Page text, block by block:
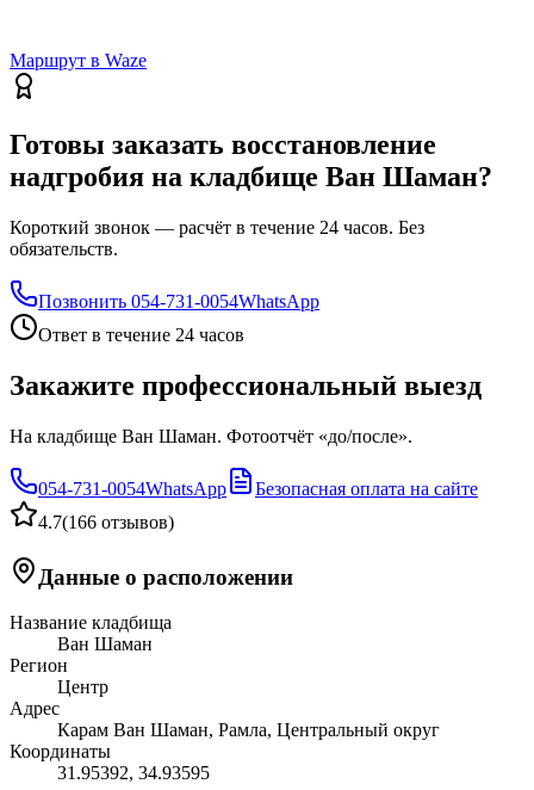
Маршрут в Waze
Готовы заказать восстановление
надгробия на кладбище Ван Шаман?
Короткий звонок — расчёт в течение 24 часов. Без
обязательств.
Позвонить 054-731-0054WhatsApp
Ответ в течение 24 часов
Закажите профессиональный выезд
На кладбище Ван Шаман. Фотоотчёт «до/после».
054-731-0054WhatsApp
Безопасная оплата на сайте
4.7(166 отзывов)
Данные о расположении
Название кладбища
Ван Шаман
Регион
Центр
Адрес
Карам Ван Шаман, Рамла, Центральный округ
Координаты
31.95392, 34.93595